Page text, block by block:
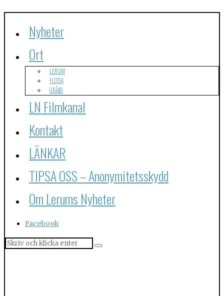
Nyheter
Ort
LERUM
FLODA
GRÅBO
LN Filmkanal
Kontakt
LÄNKAR
TIPSA OSS – Anonymitetsskydd
Om Lerums Nyheter
Facebook